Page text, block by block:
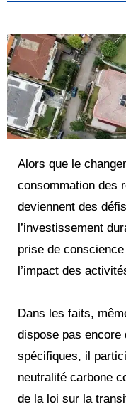
Alors que le
consommation des
deviennent des
l’investissement
prise de
l’impact des
Dans les faits,
dispose pas encore
spécifiques, il
neutralité carbone
de la loi sur la